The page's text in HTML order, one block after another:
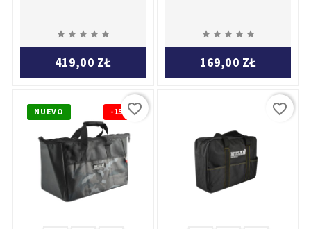
    
419,00 ZŁ
    
169,00 ZŁ
NUEVO -15%favorite_border favorite_border